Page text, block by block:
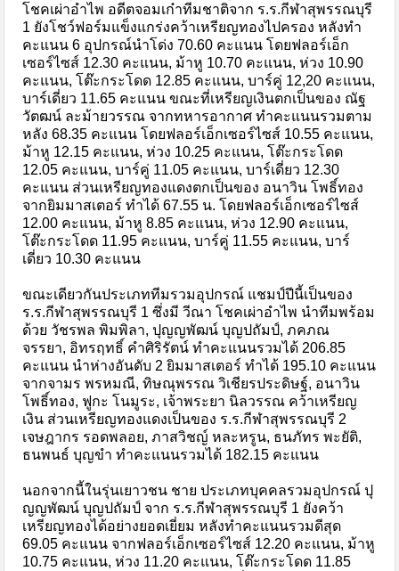
โชคเผ่าอำไพ อดีตจอมเก๋าทีมชาติจาก ร.ร.กีฬาสุพรรณบุรี
1 ยังโชว์ฟอร์มแข็งแกร่งคว้าเหรียญทองไปครอง หลังทำ
คะแนน 6 อุปกรณ์นำโด่ง 70.60 คะแนน โดยฟลอร์เอ็ก
เซอร์ไซส์ 12.30 คะแนน, ม้าหู 10.70 คะแนน, ห่วง 10.90
คะแนน, โต๊ะกระโดด 12.85 คะแนน, บาร์คู่ 12,20 คะแนน,
บาร์เดี่ยว 11.65 คะแนน ขณะที่เหรียญเงินตกเป็นของ ณัฐ
วัตฒน์ ละม้ายวรรณ จากทหารอากาศ ทำคะแนนรวมตาม
หลัง 68.35 คะแนน โดยฟลอร์เอ็กเซอร์ไซส์ 10.55 คะแนน,
ม้าหู 12.15 คะแนน, ห่วง 10.25 คะแนน, โต๊ะกระโดด
12.05 คะแนน, บาร์คู่ 11.05 คะแนน, บาร์เดี่ยว 12.30
คะแนน ส่วนเหรียญทองแดงตกเป็นของ อนาวิน โพธิ์ทอง
จากยิมมาสเตอร์ ทำได้ 67.55 น. โดยฟลอร์เอ็กเซอร์ไซส์
12.00 คะแนน, ม้าหู 8.85 คะแนน, ห่วง 12.90 คะแนน,
โต๊ะกระโดด 11.95 คะแนน, บาร์คู่ 11.55 คะแนน, บาร์
เดี่ยว 10.30 คะแนน
ขณะเดียวกันประเภททีมรวมอุปกรณ์ แชมป์ปีนี้เป็นของ
ร.ร.กีฬาสุพรรณบุรี 1 ซึ่งมี วีณา โชคเผ่าอำไพ นำทีมพร้อม
ด้วย วัชรพล พิมพิลา, ปุญญพัฒน์ บุญปถัมป์, ภคภณ
จรรยา, อิทรฤทธิ์ คำศิริรัตน์ ทำคะแนนรวมได้ 206.85
คะแนน นำห่างอันดับ 2 ยิมมาสเตอร์ ทำได้ 195.10 คะแนน
จากจามร พรหมณี, ทิษณุพรรณ วิเชียรประดิษฐ์, อนาวิน
โพธิ์ทอง, ฟูกะ โนมูระ, เจ้าพระยา นิลวรรณ คว้าเหรียญ
เงิน ส่วนเหรียญทองแดงเป็นของ ร.ร.กีฬาสุพรรณบุรี 2
เจษฎากร รอดพลอย, ภาสวิชญ์ หละหรูน, ธนภัทร พะยัติ,
ธนพนธ์ บุญขำ ทำคะแนนรวมได้ 182.15 คะแนน
นอกจากนี้ในรุ่นเยาวชน ชาย ประเภทบุคคลรวมอุปกรณ์ ปุ
ญญพัฒน์ บุญปถัมป์ จาก ร.ร.กีฬาสุพรรณบุรี 1 ยังคว้า
เหรียญทองได้อย่างยอดเยี่ยม หลังทำคะแนนรวมดีสุด
69.05 คะแนน จากฟลอร์เอ็กเซอร์ไซส์ 12.20 คะแนน, ม้าหู
10.75 คะแนน, ห่วง 11.20 คะแนน, โต๊ะกระโดด 11.85